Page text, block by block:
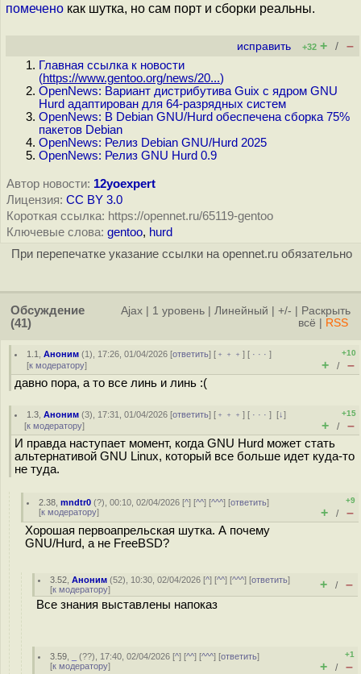
помечено как шутка, но сам порт и сборки реальны.
исправить +32 + / –
Главная ссылка к новости
(https://www.gentoo.org/news/20...)
OpenNews: Вариант дистрибутива Guix c ядром GNU
Hurd адаптирован для 64-разрядных систем
OpenNews: В Debian GNU/Hurd обеспечена сборка 75%
пакетов Debian
OpenNews: Релиз Debian GNU/Hurd 2025
OpenNews: Релиз GNU Hurd 0.9
Автор новости: 12yoexpert
Лицензия: CC BY 3.0
Короткая ссылка: https://opennet.ru/65119-gentoo
Ключевые слова: gentoo, hurd
При перепечатке указание ссылки на opennet.ru обязательно
Обсуждение
(41)
Ajax 1 уровень Линейный +/-
Раскрыть
всё
RSS
1.1 ,Аноним (1), 17:26, 01/04/2026 [ответить] [ ﹢﹢﹢] [ · · ·]
[к модератору]
+10
+ / –
давно пора, а то все линь и линь :(
1.3 ,Аноним (3), 17:31, 01/04/2026 [ответить] [ ﹢﹢﹢] [ · · ·][↓]
[к модератору]
+15
+ / –
И правда наступает момент, когда GNU Hurd может стать
альтернативой GNU Linux, который все больше идет куда-то
не туда.
2.38 ,mndtr0 (?), 00:10, 02/04/2026 [^] [^^] [^^^] [ответить]
[к модератору]
+9
+ / –
Хорошая первоапрельская шутка. А почему
GNU/Hurd, а не FreeBSD?
3.52 ,Аноним (52), 10:30, 02/04/2026 [^] [^^] [^^^] [ответить]
[к модератору] + / –
Все знания выставлены напоказ
3.59 (??), 17:40, 02/04/2026 [^] [^^] [^^^] [ответить]
[к модератору]
+1
+ / –